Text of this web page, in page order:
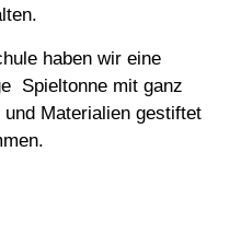
haben wir eine
Spieltonne mit ganz
Materialien gestiftet